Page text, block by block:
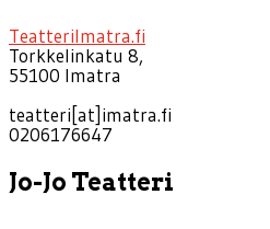
TeatteriImatra.fi
Torkkelinkatu 8,
55100 Imatra
teatteri[at]imatra.fi
0206176647
Jo-Jo Teatteri